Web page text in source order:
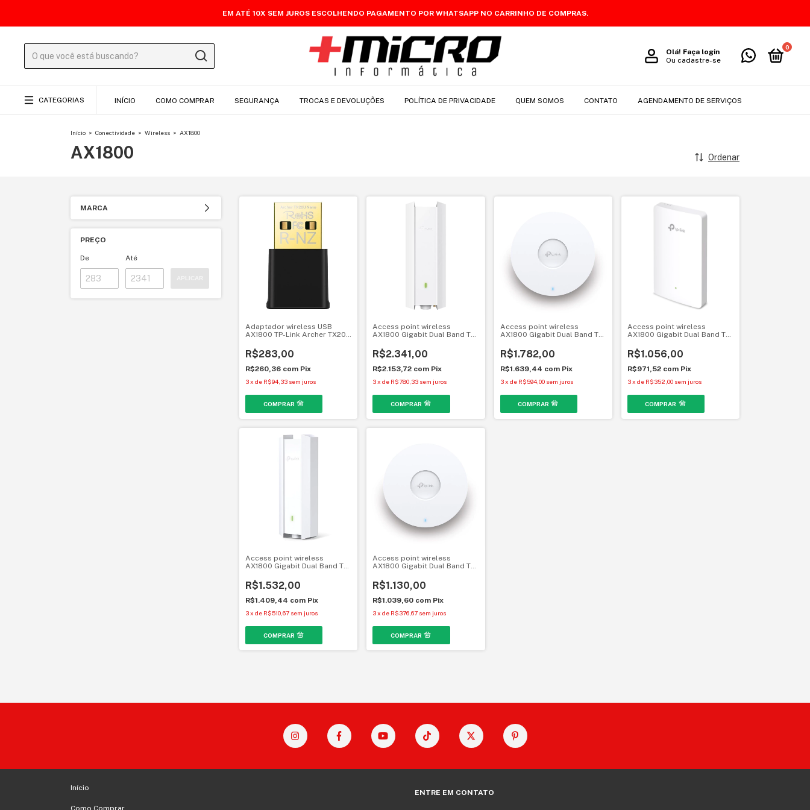
EM ATÉ 10X SEM JUROS ESCOLHENDO PAGAMENTO POR WHATSAPP NO CARRINHO DE COMPRAS.
Olá! Faça login
Ou cadastre-se
0
CATEGORIAS INÍCIO COMO COMPRAR SEGURANÇA TROCAS E DEVOLUÇÕES POLÍTICA DE PRIVACIDADE QUEM SOMOS CONTATO AGENDAMENTO DE SERVIÇOS
Início > Conectividade > Wireless > AX1800
AX1800 Ordenar
MARCA
PREÇO
De Até
Adaptador wireless USB
AX1800 TP-Link Archer TX20U
R$283,00
R$260,36 com Pix
3x de R$94,33 sem juros
Access point wireless
AX1800 Gigabit Dual Band TP-
HD Wi-Fi 6
R$2.341,00
R$2.153,72 com Pix
3xde R$780,33 sem juros
Access point wireless
AX1800 Gigabit Dual Band TP-
6
R$1.782,00
R$1.639,44 com Pix
3 x de R$594,00 sem juros
Access point wireless
AX1800 Gigabit Dual Band TP-
Fi 6
R$1.056,00
R$971,52 com Pix
3x de R$352,00 sem juros
Access point wireless
AX1800 Gigabit Dual Band TP-
Wi-Fi 6
R$1.532,00
R$1.409,44 com Pix
3x de R$510,67 sem juros
Access point wireless
AX1800 Gigabit Dual Band TP-
R$1.130,00
R$1.039,60 com Pix
3xde R$376,67 sem juros
Início
ENTRE EM CONTATO